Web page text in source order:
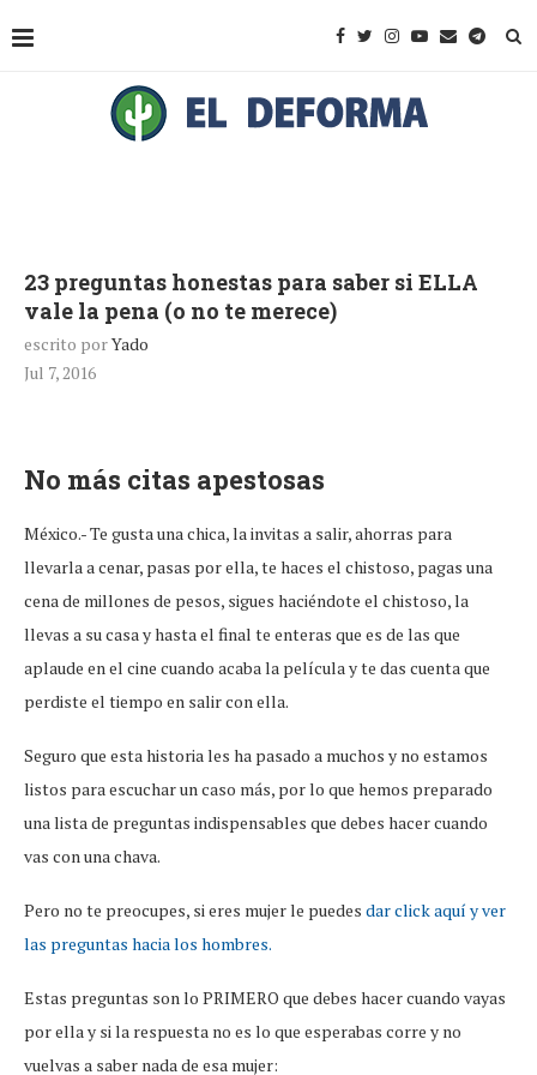
23 preguntas honestas para saber si ELLA
vale la pena (o no te merece)
escrito porYado
Jul 7, 2016
No más citas apestosas
México.- Te gusta una chica, la invitas a salir, ahorras para
llevarla a cenar, pasas por ella, te haces el chistoso, pagas una
cena de millones de pesos, sigues haciéndote el chistoso, la
llevas a su casa y hasta el final te enteras que es de las que
aplaude en el cine cuando acaba la película y te das cuenta que
perdiste el tiempo en salir con ella.
Seguro que esta historia les ha pasado a muchos y no estamos
listos para escuchar un caso más, por lo que hemos preparado
una lista de preguntas indispensables que debes hacer cuando
vas con una chava.
Pero no te preocupes, si eres mujer le puedes dar click aquí y ver
las preguntas hacia los hombres.
Estas preguntas son lo PRIMERO que debes hacer cuando vayas
por ella y si la respuesta no es lo que esperabas corre y no
vuelvas a saber nada de esa mujer: